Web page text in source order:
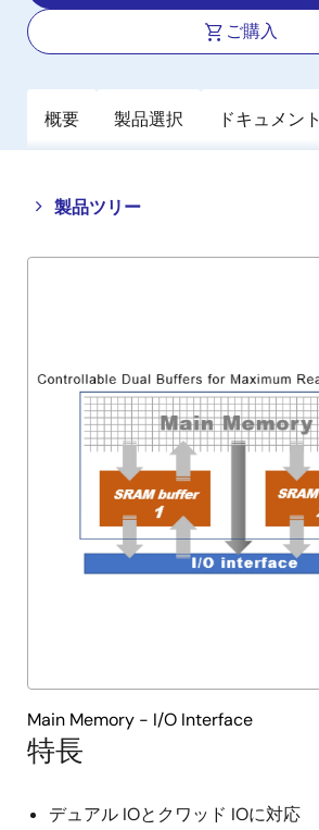
ご購入
概要 製品選択 ドキュメント
製品ツリー
Close
tree
Open
tree
特長
デュアル IOとクワッド IOに対応
Main Memory - I/O Interface